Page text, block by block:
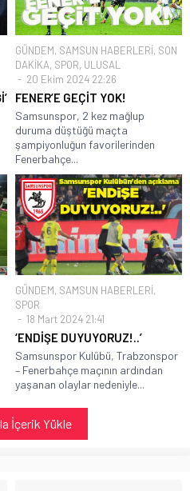
GÜNDEM, SAMSUN HABERLERİ, SON
DAKİKA, SPOR, ULUSAL
20 Ekim 2024 22:26
FENER’E GEÇİT YOK!
Samsunspor, 2 kez mağlup
duruma düştüğü maçta
şampiyonluğun favorilerinden
Fenerbahçe...
GÜNDEM, SAMSUN HABERLERİ,
SPOR
18 Mart 2024 21:41
‘ENDİŞE DUYUYORUZ!..’
Samsunspor Kulübü, Trabzonspor
– Fenerbahçe maçının ardından
yaşanan olaylar nedeniyle...
İçerik Yükle